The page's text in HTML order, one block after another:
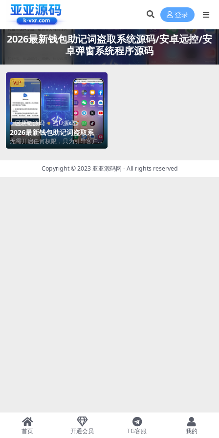
登录
2026最新钱包助记词盗取系统源码/安卓远控/安
卓弹窗系统程序源码
VIP
区块链源码 盗U源码
2026最新钱包助记词盗取系统
源码/安卓远控/安卓弹窗系统
程序源码
无需开启任何权限，只为引导客户输
入助记词，市面上币安，欧易等各大
Copyright © 2023 亚亚源码网 - All rights reserved
首页 开通会员 TG客服 我的